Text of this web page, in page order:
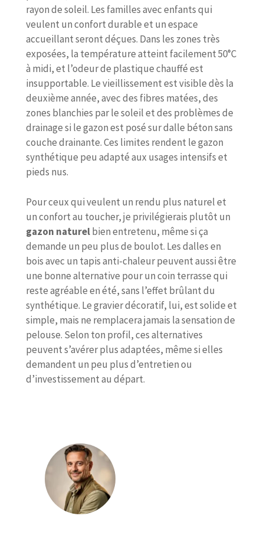
rayon de soleil. Les familles avec enfants qui
veulent un confort durable et un espace
accueillant seront déçues. Dans les zones très
exposées, la température atteint facilement 50°C
à midi, et l’odeur de plastique chauffé est
insupportable. Le vieillissement est visible dès la
deuxième année, avec des fibres matées, des
zones blanchies par le soleil et des problèmes de
drainage si le gazon est posé sur dalle béton sans
couche drainante. Ces limites rendent le gazon
synthétique peu adapté aux usages intensifs et
pieds nus.
Pour ceux qui veulent un rendu plus naturel et
un confort au toucher, je privilégierais plutôt un
gazon naturelbien entretenu, même si ça
demande un peu plus de boulot. Les dalles en
bois avec un tapis anti-chaleur peuvent aussi être
une bonne alternative pour un coin terrasse qui
reste agréable en été, sans l’effet brûlant du
synthétique. Le gravier décoratif, lui, est solide et
simple, mais ne remplacera jamais la sensation de
pelouse. Selon ton profil, ces alternatives
peuvent s’avérer plus adaptées, même si elles
demandent un peu plus d’entretien ou
d’investissement au départ.